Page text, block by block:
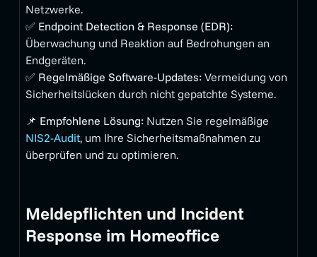
Netzwerke.
✅ Endpoint Detection & Response (EDR):
Überwachung und Reaktion auf Bedrohungen an
Endgeräten.
✅ Regelmäßige Software-Updates:Vermeidung von
Sicherheitslücken durch nicht gepatchte Systeme.
📌 Empfohlene Lösung:Nutzen Sie regelmäßige
NIS2-Audit, um Ihre Sicherheitsmaßnahmen zu
überprüfen und zu optimieren.
Meldepflichten und Incident
Response im Homeoffice